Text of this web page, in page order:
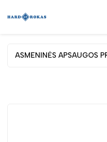
ASMENINĖS APSAUGOS